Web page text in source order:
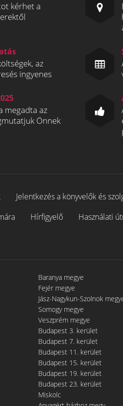
kérhet a
az
ingyenes
megadta az
Önnek
Jelentkezés a könyvelők és
Hírfigyelő Használati
Baranya megye
Fejér megye
Jász-Nagykun-Szolnok
Somogy megye
Veszprém megye
Budapest 3. kerület
Budapest 7. kerület
Budapest 11. kerület
Budapest 15. kerület
Budapest 19. kerület
Budapest 23. kerület
Miskolc